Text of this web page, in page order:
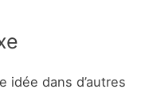
dans d’autres